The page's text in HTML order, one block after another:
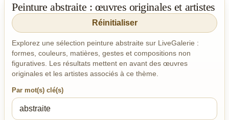
Peinture abstraite : œuvres originales et artistes
Réinitialiser
Explorez une sélection peinture abstraite sur LiveGalerie :
formes, couleurs, matières, gestes et compositions non
figuratives. Les résultats mettent en avant des œuvres
originales et les artistes associés à ce thème.
Par mot(s) clé(s)